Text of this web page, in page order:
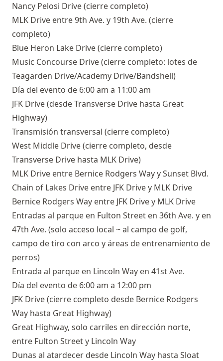
Nancy Pelosi Drive (cierre completo)
MLK Drive entre 9th Ave. y 19th Ave. (cierre
completo)
Blue Heron Lake Drive (cierre completo)
Music Concourse Drive (cierre completo: lotes de
Teagarden Drive/Academy Drive/Bandshell)
Día del evento de 6:00 am a 11:00 am
JFK Drive (desde Transverse Drive hasta Great
Highway)
Transmisión transversal (cierre completo)
West Middle Drive (cierre completo, desde
Transverse Drive hasta MLK Drive)
MLK Drive entre Bernice Rodgers Way y Sunset Blvd.
Chain of Lakes Drive entre JFK Drive y MLK Drive
Bernice Rodgers Way entre JFK Drive y MLK Drive
Entradas al parque en Fulton Street en 36th Ave. y en
47th Ave. (solo acceso local ~ al campo de golf,
campo de tiro con arco y áreas de entrenamiento de
perros)
Entrada al parque en Lincoln Way en 41st Ave.
Día del evento de 6:00 am a 12:00 pm
JFK Drive (cierre completo desde Bernice Rodgers
Way hasta Great Highway)
Great Highway, solo carriles en dirección norte,
entre Fulton Street y Lincoln Way
Dunas al atardecer desde Lincoln Way hasta Sloat